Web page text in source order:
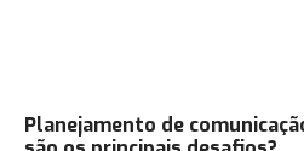
Planejamento de